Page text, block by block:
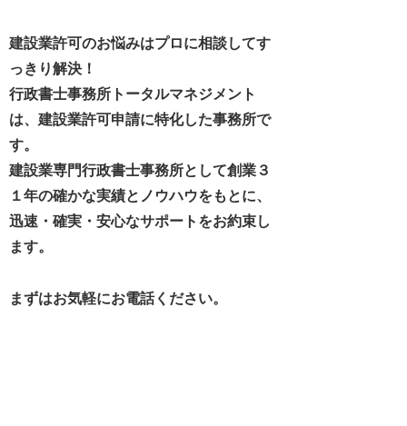
建設業許可のお悩みはプロに相談してす
っきり解決！
行政書士事務所トータルマネジメント
は、建設業許可申請に特化した事務所で
す。
建設業専門行政書士事務所として創業３
１年の確かな実績とノウハウをもとに、
迅速・確実・安心なサポートをお約束し
ます。
まずはお気軽にお電話ください。